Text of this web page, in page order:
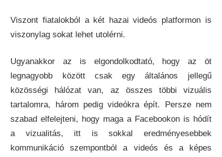
Viszont fiatalokból a két hazai videós platformon is
viszonylag sokat lehet utolérni.
Ugyanakkor az is elgondolkodtató, hogy az öt
legnagyobb között csak egy általános jellegű
közösségi hálózat van, az összes többi vizuális
tartalomra, három pedig videókra épít. Persze nem
szabad elfelejteni, hogy maga a Facebookon is hódít
a vizualitás, itt is sokkal eredményesebbek
kommunikáció szempontból a videós és a képes